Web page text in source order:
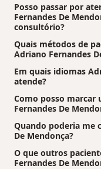
Posso passar por
Fernandes De
consultório?
Quais métodos de
Adriano Fernandes
Em quais idiomas
atende?
Como posso marcar
Fernandes De
Quando poderia me
De Mendonça?
O que outros
Fernandes De